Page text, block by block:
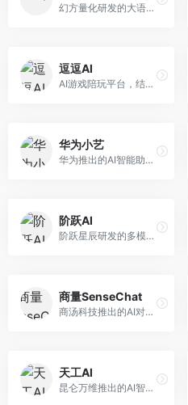
幻方量化研发的大语言模型平台，专注于深度推理和代码生成能力。面向开发者、研究人员和技术爱好者，提供强大的逻辑推理和数学计算功能，开源生态完善，API接口友好。
逗逗AI
AI游戏陪玩平台，结合游戏理解和自然语言交互技术。面向游戏玩家，提供游戏攻略、陪玩互动、社交聊天等服务，游戏知识丰富，互动体验有趣。
华为小艺
华为推出的AI智能助手网页端，深度整合鸿蒙生态和华为云服务。面向华为设备用户，支持语音交互、智能问答、设备控制等功能，与华为硬件生态无缝衔接。
阶跃AI
阶跃星辰研发的多模态大模型平台，支持文本、图像、视频的综合理解与生成。面向创作者和企业客户，提供内容创作、智能分析等服务，多模态能力突出。
商量SenseChat
商汤科技推出的AI对话平台，结合计算机视觉和自然语言处理技术。面向企业用户和开发者，支持多模态交互，视觉理解能力强，适合智能客服和内容创作场景。
天工AI
昆仑万维推出的AI智能助手，集成搜索、对话、创作等多种能力。面向普通用户和内容创作者，支持联网搜索、文本生成、图像理解等功能，响应速度快，免费使用。